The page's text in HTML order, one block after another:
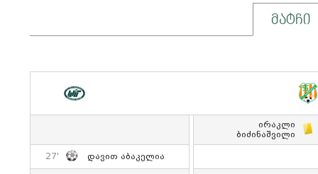
მატჩი
Ირაკლი
Ბიძინაშვილი
27' Დავით Აბაკელია